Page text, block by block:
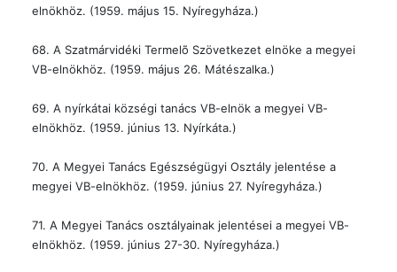
elnökhöz. (1959. május 15. Nyíregyháza.)
68. A Szatmárvidéki Termelõ Szövetkezet elnöke a megyei
VB-elnökhöz. (1959. május 26. Mátészalka.)
69. A nyírkátai községi tanács VB-elnök a megyei VB-
elnökhöz. (1959. június 13. Nyírkáta.)
70. A Megyei Tanács Egészségügyi Osztály jelentése a
megyei VB-elnökhöz. (1959. június 27. Nyíregyháza.)
71. A Megyei Tanács osztályainak jelentései a megyei VB-
elnökhöz. (1959. június 27-30. Nyíregyháza.)